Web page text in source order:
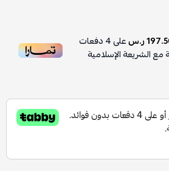
ر.س على4دفعات
مع الشريعة الإسلامية